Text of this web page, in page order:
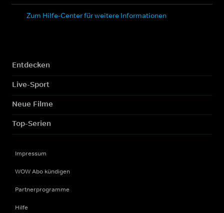
Zum Hilfe-Center für weitere Informationen
Entdecken
Live-Sport
Neue Filme
Top-Serien
Impressum
WOW Abo kündigen
Partnerprogramme
Hilfe